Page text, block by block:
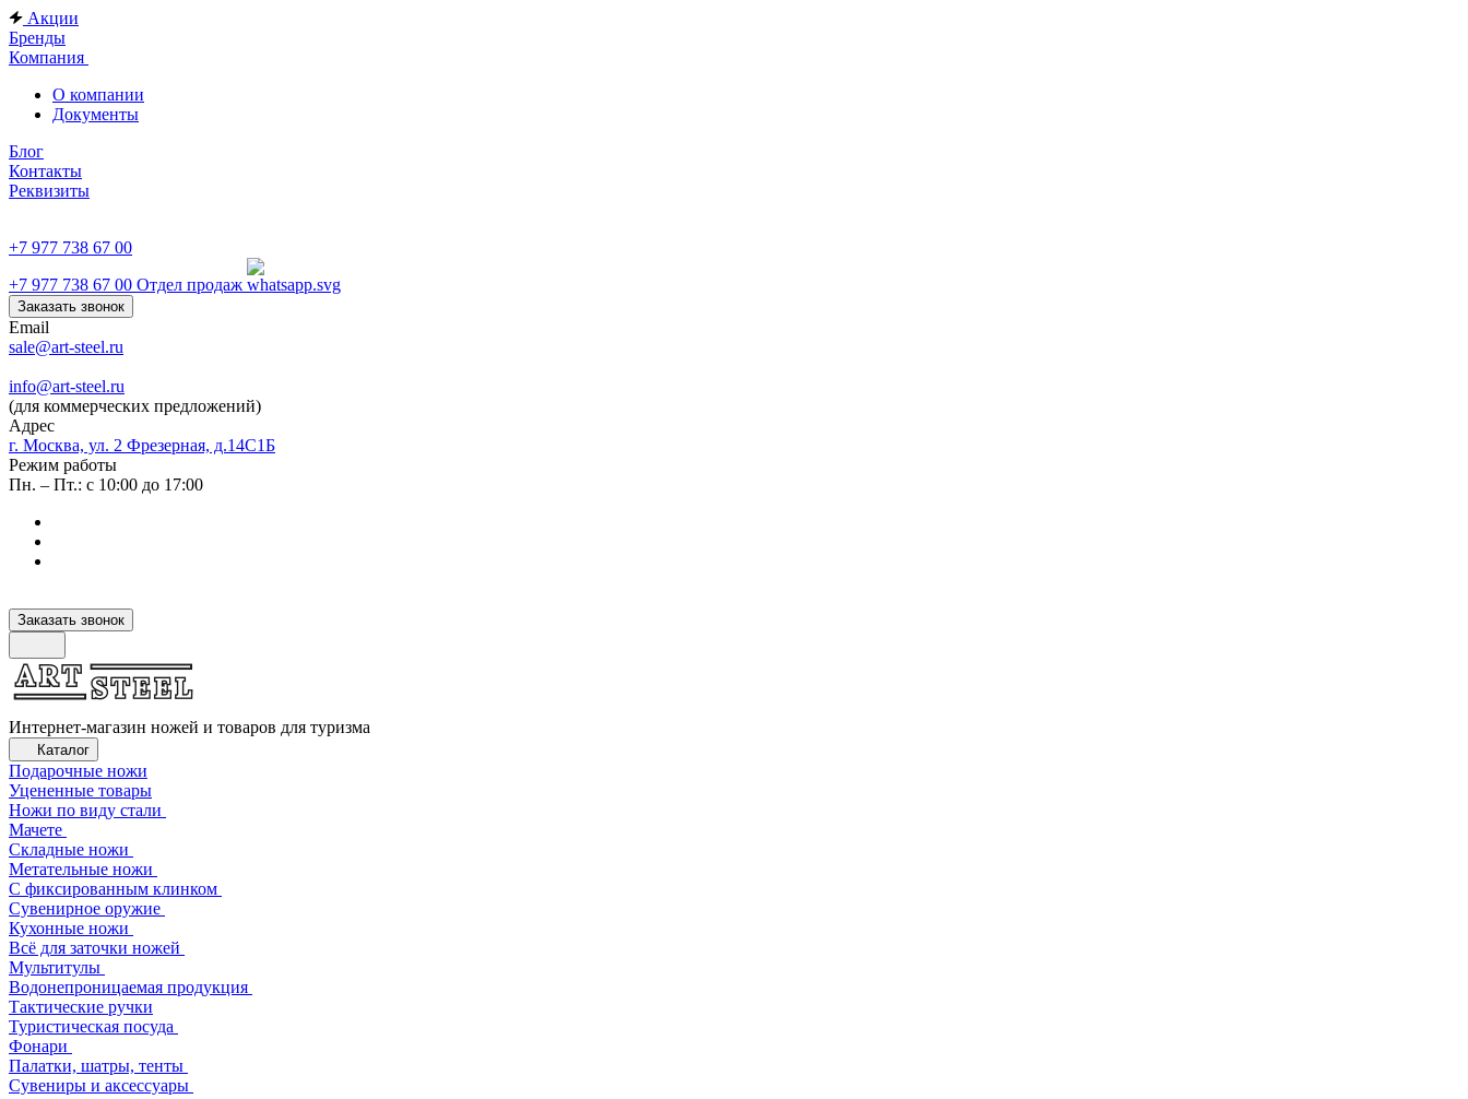
Акции
Бренды
Компания
О компании
Документы
Блог
Контакты
Реквизиты
+7 977 738 67 00
+7 977 738 67 00 Отдел продаж
Заказать звонок
Email
sale@art-steel.ru
info@art-steel.ru
(для коммерческих предложений)
Адрес
г. Москва, ул. 2 Фрезерная, д.14С1Б
Режим работы
Пн. – Пт.: с 10:00 до 17:00
Заказать звонок
Интернет-магазин ножей и товаров для туризма
Каталог
Подарочные ножи
Уцененные товары
Ножи по виду стали
Мачете
Складные ножи
Метательные ножи
С фиксированным клинком
Сувенирное оружие
Кухонные ножи
Всё для заточки ножей
Мультитулы
Водонепроницаемая продукция
Тактические ручки
Туристическая посуда
Фонари
Палатки, шатры, тенты
Сувениры и аксессуары